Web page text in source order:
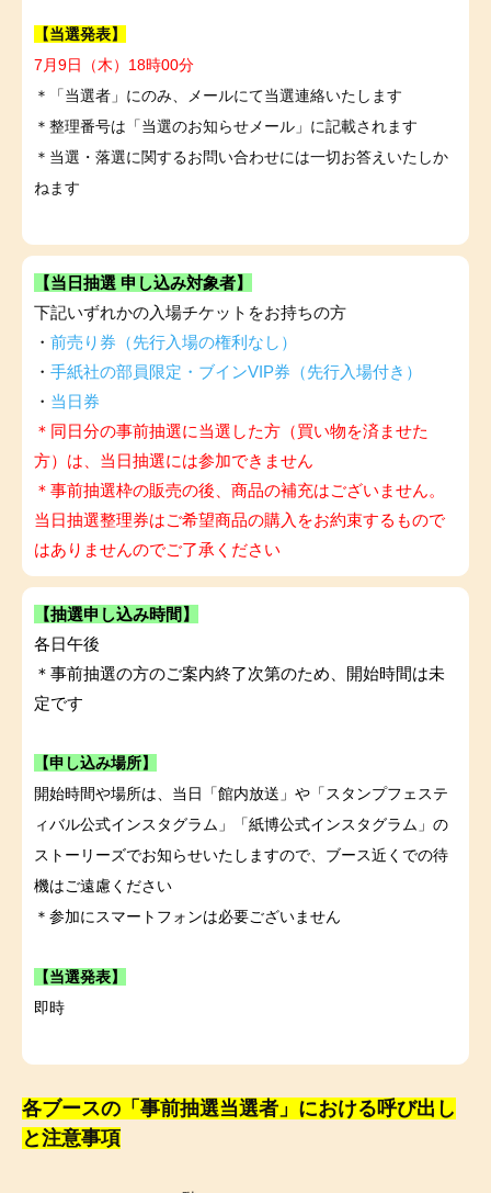
【当選発表】
7月9日（木）18時00分
＊「当選者」にのみ、メールにて当選連絡いたします
＊整理番号は「当選のお知らせメール」に記載されます
＊当選・落選に関するお問い合わせには一切お答えいたしか
ねます
【当日抽選 申し込み対象者】
下記いずれかの入場チケットをお持ちの方
・ 前売り券（先行入場の権利なし）
・ 手紙社の部員限定・ブインVIP券（先行入場付き）
・ 当日券
＊同日分の事前抽選に当選した方（買い物を済ませた
方）は、当日抽選には参加できません
＊事前抽選枠の販売の後、商品の補充はございません。
当日抽選整理券はご希望商品の購入をお約束するもので
はありませんのでご了承ください
【抽選申し込み時間】
各日午後
＊事前抽選の方のご案内終了次第のため、開始時間は未
定です
【申し込み場所】
開始時間や場所は、当日「館内放送」や「スタンプフェステ
ィバル公式インスタグラム」「紙博公式インスタグラム」の
ストーリーズでお知らせいたしますので、ブース近くでの待
機はご遠慮ください
＊参加にスマートフォンは必要ございません
【当選発表】
即時
各ブースの「事前抽選当選者」における呼び出し
と注意事項